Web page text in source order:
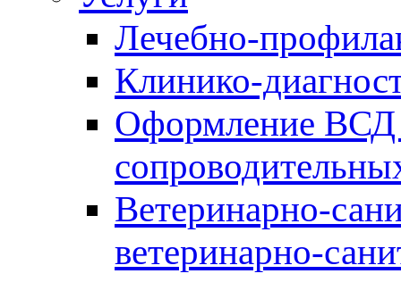
Лечебно-
Клинико-
Оформление ВСД
Ветеринарно-
ветеринарно-